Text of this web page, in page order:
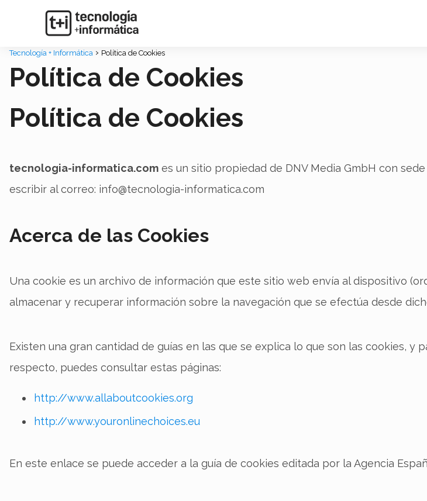
Tecnología + Informática Política de Cookies
Política de Cookies
Política de Cookies
tecnologia-informatica.com es un sitio propiedad de DNV Media GmbH con
escribir al correo: info@tecnologia-informatica.com
Acerca de las Cookies
Una cookie es un archivo de información que este sitio web envía al dispositivo
almacenar y recuperar información sobre la navegación que se efectúa desde
Existen una gran cantidad de guías en las que se explica lo que son las cookies, y
respecto, puedes consultar estas páginas:
http://www.allaboutcookies.org
http://www.youronlinechoices.eu
En este enlace se puede acceder a la guía de cookies editada por la Agencia